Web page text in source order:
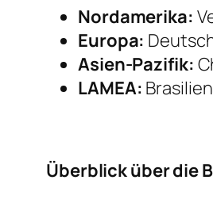
Nordamerika:
Europa:
Asien-Pazifik:
LAMEA:
Überblick über die